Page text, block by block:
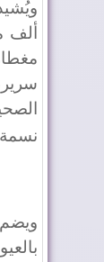
ألف